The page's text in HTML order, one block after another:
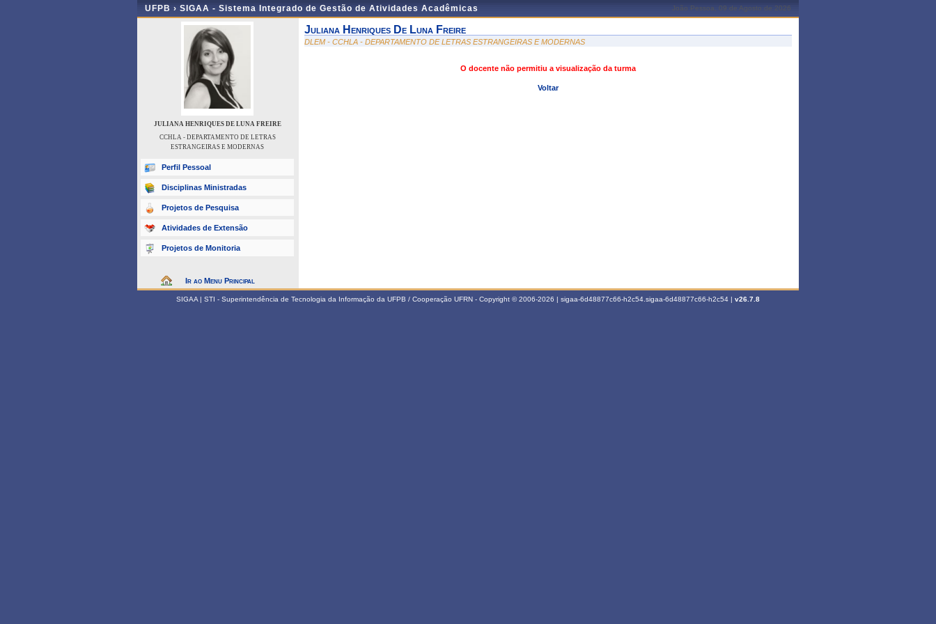
UFPB › SIGAA - Sistema Integrado de Gestão de Atividades Acadêmicas João Pessoa, 09 de Agosto de 2026
JULIANA HENRIQUES DE LUNA FREIRE
CCHLA - DEPARTAMENTO DE LETRAS
ESTRANGEIRAS E MODERNAS
Perfil Pessoal
Disciplinas Ministradas
Projetos de Pesquisa
Atividades de Extensão
Projetos de Monitoria
Ir ao Menu Principal
Juliana Henriques De Luna Freire
DLEM - CCHLA - DEPARTAMENTO DE LETRAS ESTRANGEIRAS E MODERNAS
O docente não permitiu a visualização da turma
Voltar
SIGAA | STI - Superintendência de Tecnologia da Informação da UFPB / Cooperação UFRN - Copyright © 2006-2026 | sigaa-6d48877c66-h2c54.sigaa-6d48877c66-h2c54 | v26.7.8